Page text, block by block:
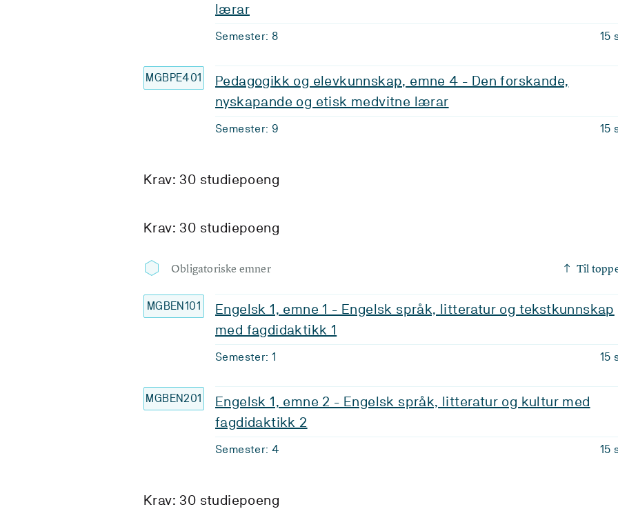
lærar
Semester: 8 15
MGBPE401
Pedagogikk og elevkunnskap, emne 4 - Den forskande,
nyskapande og etisk medvitne lærar
Semester: 9 15
Krav: 30 studiepoeng
Krav: 30 studiepoeng
Obligatoriske emner Til
MGBEN101
Engelsk 1, emne 1 - Engelsk språk, litteratur og tekstkunnskap
med fagdidaktikk 1
Semester: 1 15
MGBEN201
Engelsk 1, emne 2 - Engelsk språk, litteratur og kultur med
fagdidaktikk 2
Semester: 4 15
Krav: 30 studiepoeng